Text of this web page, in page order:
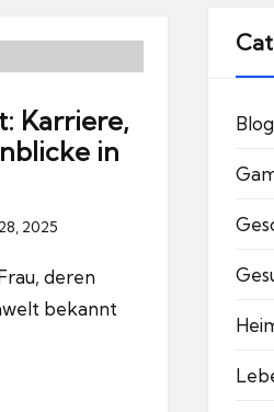
Karriere,
in
2025
deren
bekannt
Blog